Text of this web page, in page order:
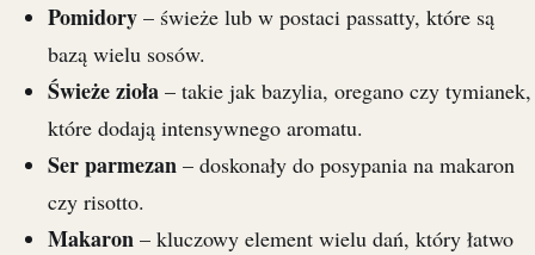
Pomidory – świeże lub w postaci passatty, które są
bazą wielu sosów.
Świeże zioła – takie jak bazylia, oregano czy tymianek,
które dodają intensywnego aromatu.
Ser parmezan – doskonały do posypania na makaron
czy risotto.
Makaron – kluczowy element wielu dań, który łatwo